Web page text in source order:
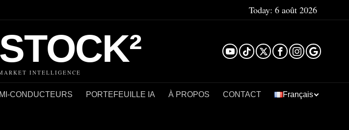
Today: 6 août 2026
INTELLIGENCE
CONDUCTEURS PORTEFEUILLE IA À PROPOS CONTACT Français